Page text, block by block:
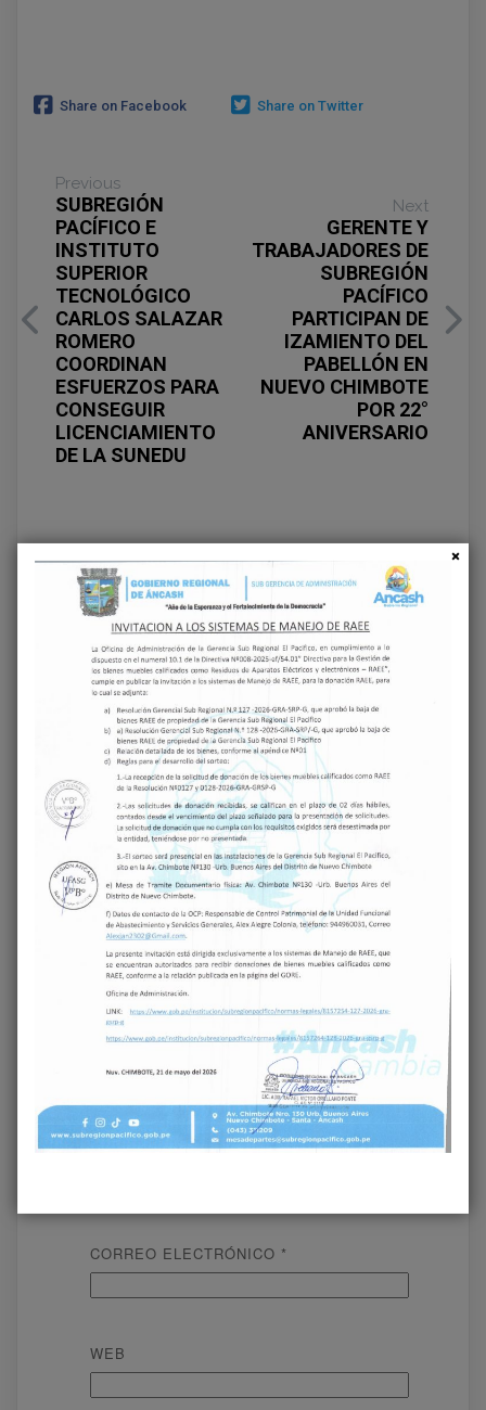
Share on Facebook Share on Twitter
Previous
SUBREGIÓN
PACÍFICO E
INSTITUTO
SUPERIOR
TECNOLÓGICO
CARLOS SALAZAR
ROMERO
COORDINAN
ESFUERZOS PARA
CONSEGUIR
LICENCIAMIENTO
DE LA SUNEDU
Next
GERENTE Y
TRABAJADORES DE
SUBREGIÓN
PACÍFICO
PARTICIPAN DE
IZAMIENTO DEL
PABELLÓN EN
NUEVO CHIMBOTE
POR 22°
ANIVERSARIO
Deja una respuesta
Tu dirección de correo electrónico no será
publicada. Los campos obligatorios están
marcados con*
COMENTARIO*
NOMBRE*
CORREO ELECTRÓNICO *
WEB